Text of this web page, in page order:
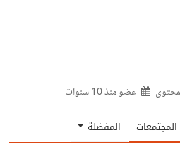
عضو منذ10 سنوات
المجتمعات المفضلة